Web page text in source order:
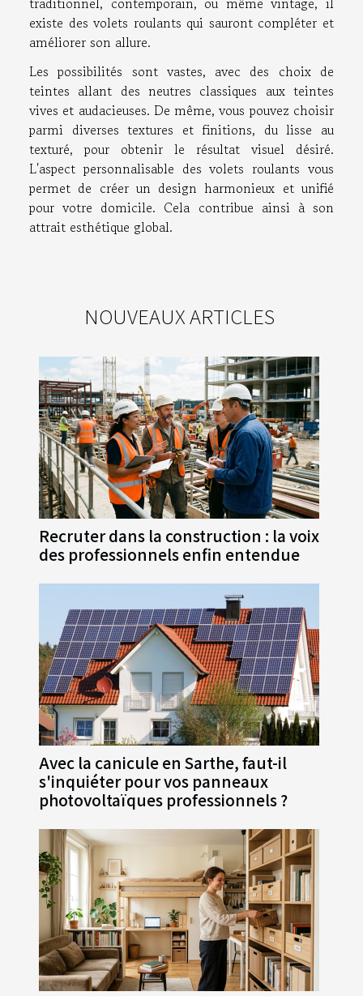
existe des volets roulants qui sauront compléter et
améliorer son allure.
Les possibilités sont vastes, avec des choix de
teintes allant des neutres classiques aux teintes
vives et audacieuses. De même, vous pouvez choisir
parmi diverses textures et finitions, du lisse au
texturé, pour obtenir le résultat visuel désiré.
L'aspect personnalisable des volets roulants vous
permet de créer un design harmonieux et unifié
pour votre domicile. Cela contribue ainsi à son
attrait esthétique global.
NOUVEAUX ARTICLES
Recruter dans la construction : la voix
des professionnels enfin entendue
Avec la canicule en Sarthe, faut-il
s'inquiéter pour vos panneaux
photovoltaïques professionnels ?